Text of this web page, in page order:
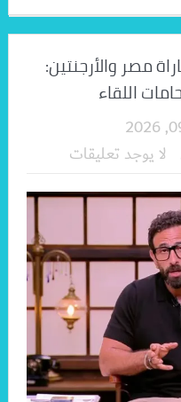
مصر والأرجنتين:
اللقاء
لا يوجد تعليقات